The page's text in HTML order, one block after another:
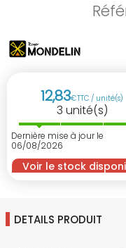
12,83€TTC / unité(s)
3 unité(s)
Dernière mise à jour le
06/08/2026
Voir le stock
DETAILS PRODUIT